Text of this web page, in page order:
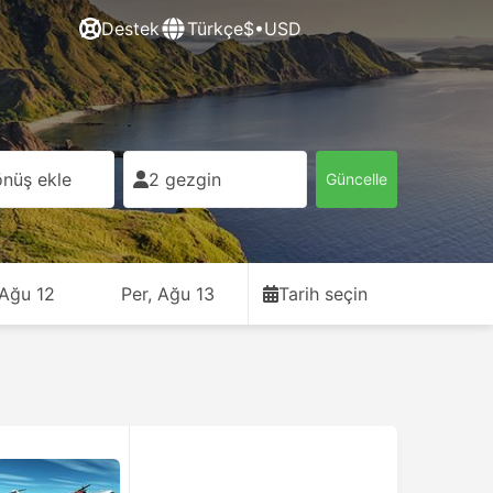
Destek Türkçe$•USD
ekle 2 gezgin Güncelle
12 Per, Ağu 13 Tarih seçin